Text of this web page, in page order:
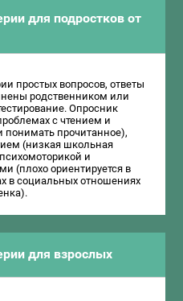
для подростков от
простых вопросов, ответы
родственником или
Опросник
с чтением и
понимать прочитанное),
(низкая школьная
и
(плохо ориентируется в
в социальных отношениях
для взрослых